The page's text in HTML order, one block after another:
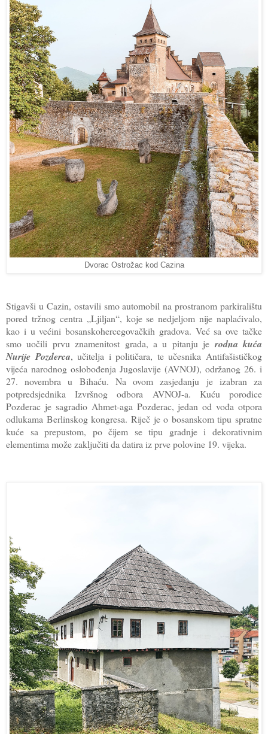
Dvorac Ostrožac kod Cazina
Stigavši u Cazin, ostavili smo automobil na prostranom parkiralištu
pored tržnog centra „Ljiljan“, koje se nedjeljom nije naplaćivalo,
kao i u većini bosanskohercegovačkih gradova. Već sa ove tačke
smo uočili prvu znamenitost grada, a u pitanju je rodna kuća
Nurije Pozderca, učitelja i političara, te učesnika Antifašističkog
vijeća narodnog oslobođenja Jugoslavije (AVNOJ), održanog 26. i
27. novembra u Bihaću. Na ovom zasjedanju je izabran za
potpredsjednika Izvršnog odbora AVNOJ-a. Kuću porodice
Pozderac je sagradio Ahmet-aga Pozderac, jedan od vođa otpora
odlukama Berlinskog kongresa. Riječ je o bosanskom tipu spratne
kuće sa prepustom, po čijem se tipu gradnje i dekorativnim
elementima može zaključiti da datira iz prve polovine 19. vijeka.